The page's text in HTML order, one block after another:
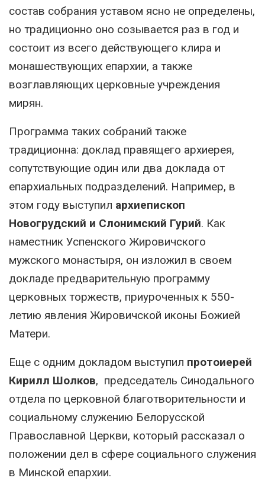
состав собрания уставом ясно не определены,
но традиционно оно созывается раз в год и
состоит из всего действующего клира и
монашествующих епархии, а также
возглавляющих церковные учреждения
мирян.
Программа таких собраний также
традиционна: доклад правящего архиерея,
сопутствующие один или два доклада от
епархиальных подразделений. Например, в
этом году выступил архиепископ
Новогрудский и Слонимский Гурий. Как
наместник Успенского Жировичского
мужского монастыря, он изложил в своем
докладе предварительную программу
церковных торжеств, приуроченных к 550-
летию явления Жировичской иконы Божией
Матери.
Еще с одним докладом выступил протоиерей
Кирилл Шолков, председатель Синодального
отдела по церковной благотворительности и
социальному служению Белорусской
Православной Церкви, который рассказал о
положении дел в сфере социального служения
в Минской епархии.